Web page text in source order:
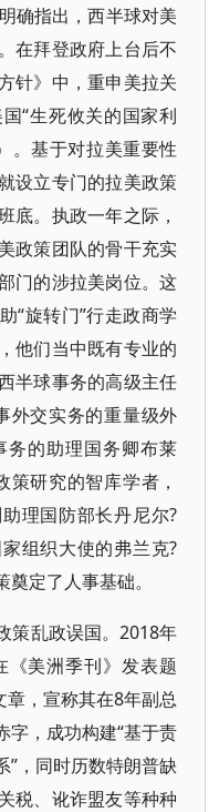
确指出，西半球对美
在拜登政府上台后不
针》中，重申美拉关
“生死攸关的国家利
。基于对拉美重要性
设立专门的拉美政策
底。执政一年之际，
政策团队的骨干充实
门的涉拉美岗位。这
“旋转门”行走政商学
他们当中既有专业的
半球事务的高级主任
外交实务的重量级外
的助理国务卿布莱
研究的智库学者，
理国防部长丹尼尔?
组织大使的弗兰克?
定了人事基础。
策乱政误国。2018年
《美洲季刊》发表题
章，宣称其在8年副总
字，成功构建“基于责
”，同时历数特朗普缺
税、讹诈盟友等种种